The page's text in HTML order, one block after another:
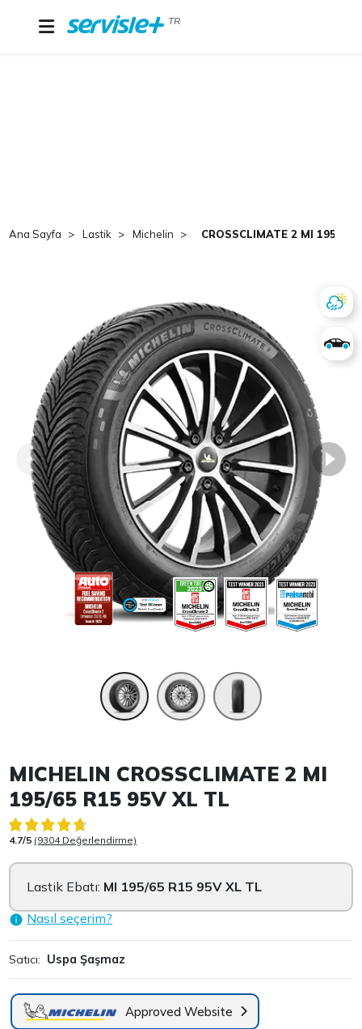
TR
Ana Sayfa Lastik Michelin CROSSCLIMATE 2 MI 195/65
Item 1 of 3
MICHELIN CROSSCLIMATE 2 MI
195/65 R15 95V XL TL
4.7/5 (9304 Değerlendirme)
Lastik Ebatı: MI 195/65 R15 95V XL TL
Nasıl seçerim?
Satıcı: Uspa Şaşmaz
Approved Website